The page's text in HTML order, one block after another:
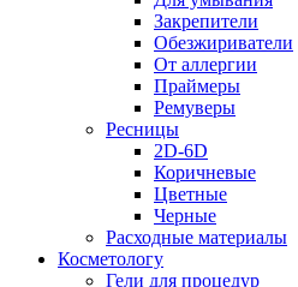
Закрепители
Обезжириватели
От аллергии
Праймеры
Ремуверы
Ресницы
2D-6D
Коричневые
Цветные
Черные
Расходные материалы
Косметологу
Гели для процедур